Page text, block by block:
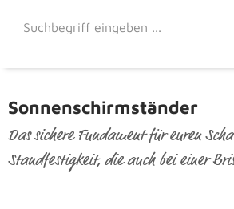
Sonnenschirmständer
Das sichere Fundament für euren
Standfestigkeit, die auch bei einer